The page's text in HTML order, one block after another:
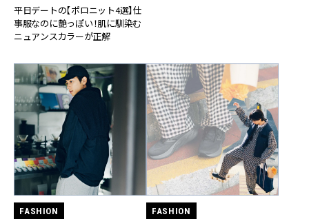
平日デートの【ポロニット4選】仕
事服なのに艶っぽい！肌に馴染む
ニュアンスカラーが正解
FASHION FASHION